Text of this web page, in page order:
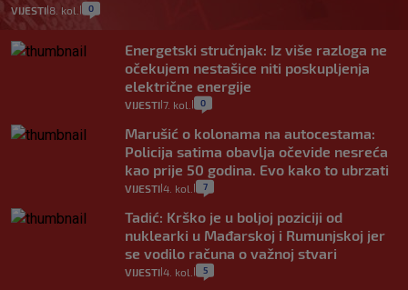
VIJESTI| 8. kol. 0
Energetski stručnjak: Iz više razloga ne
očekujem nestašice niti poskupljenja
električne energije
VIJESTI 7. kol. 0
Marušić o kolonama na autocestama:
Policija satima obavlja očevide nesreća
kao prije 50 godina. Evo kako to ubrzati
VIJESTI 4. kol. 7
Tadić: Krško je u boljoj poziciji od
nuklearki u Mađarskoj i Rumunjskoj jer
se vodilo računa o važnoj stvari
VIJESTI 4. kol. 5